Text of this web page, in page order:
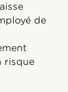
de
risque